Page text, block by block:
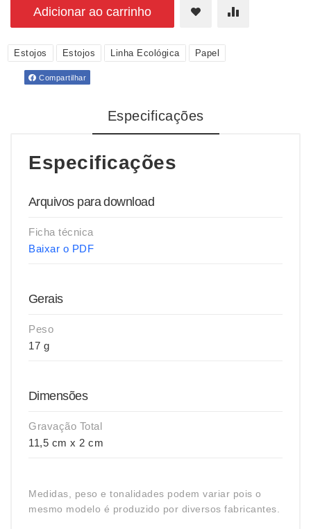
Adicionar ao carrinho
Estojos Estojos Linha Ecológica Papel
Compartilhar
Especificações
Especificações
Arquivos para download
Ficha técnica
Baixar o PDF
Gerais
Peso
17 g
Dimensões
Gravação Total
11,5 cm x 2 cm
Medidas, peso e tonalidades podem variar pois o
mesmo modelo é produzido por diversos fabricantes.